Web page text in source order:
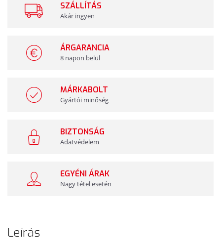
SZÁLLÍTÁS
Akár ingyen
ÁRGARANCIA
8 napon belül
MÁRKABOLT
Gyártói minőség
BIZTONSÁG
Adatvédelem
EGYÉNI ÁRAK
Nagy tétel esetén
Leírás